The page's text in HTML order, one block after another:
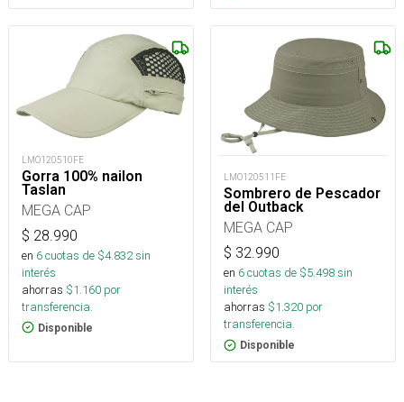
LMO120510FE
Gorra 100% nailon
Taslan
MEGA CAP
$ 28.990
en 6cuotas de $4.832sin
interés
ahorras $1.160 por
transferencia.
Disponible
LMO120511FE
Sombrero de Pescador
del Outback
MEGA CAP
$ 32.990
en 6cuotas de $5.498sin
interés
ahorras $1.320 por
transferencia.
Disponible